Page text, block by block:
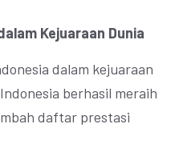
Kejuaraan Dunia
dalam kejuaraan
berhasil meraih
daftar prestasi